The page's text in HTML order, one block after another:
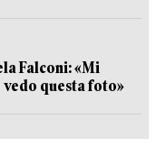
Falconi: «Mi
vedo questa foto»